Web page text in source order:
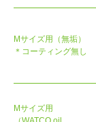
Mサイズ用（無垢）
＊コーティング無し
Mサイズ用